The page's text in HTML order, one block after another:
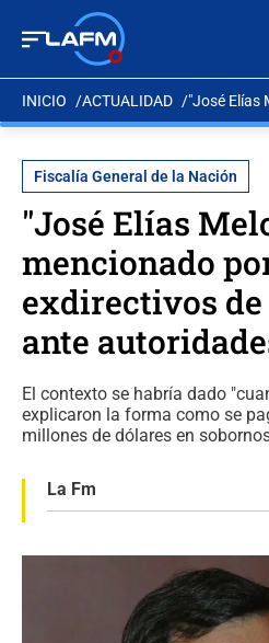
INICIO ACTUALIDAD "José Elías
Fiscalía General de la Nación
"José Elías
mencionado
exdirectivos de
ante
El contexto se habría dado
explicaron la forma como se
millones de dólares en
La Fm